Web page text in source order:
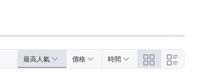
最高人氣 價格 時間